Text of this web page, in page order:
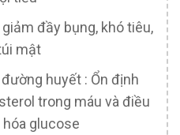
đầy bụng, khó tiêu,
mật
huyết : Ổn định
trong máu và điều
glucose